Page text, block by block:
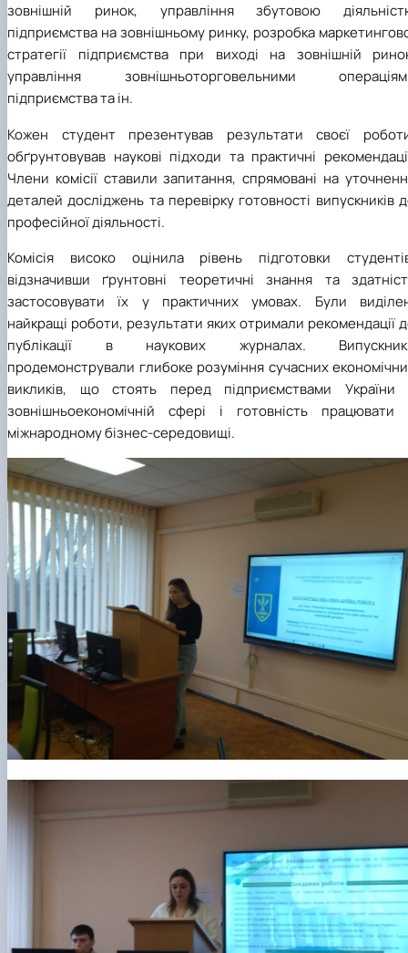
зовнішній ринок, управління збутовою
підприємства на зовнішньому ринку, розробка
стратегії підприємства при виході на зовнішній
управління зовнішньоторговельними
підприємства та ін.
Кожен студент презентував результати своєї
обґрунтовував наукові підходи та практичні
Члени комісії ставили запитання, спрямовані на
деталей досліджень та перевірку готовності випускників
професійної діяльності.
Комісія високо оцінила рівень підготовки
відзначивши ґрунтовні теоретичні знання та
застосовувати їх у практичних умовах. Були
найкращі роботи, результати яких отримали рекомендації
публікації в наукових журналах.
продемонстрували глибоке розуміння сучасних
викликів, що стоять перед підприємствами України
зовнішньоекономічній сфері і готовність працювати
міжнародному бізнес-середовищі.